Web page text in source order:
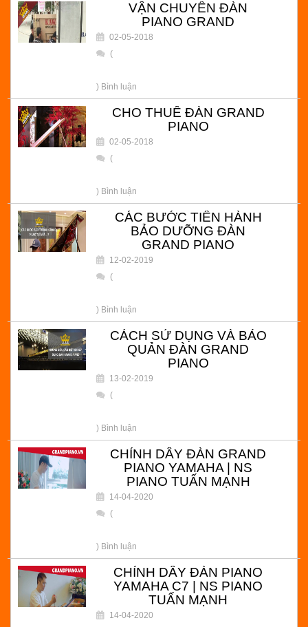
VẬN CHUYỂN ĐÀN
PIANO GRAND
02-05-2018
(
) Bình luận
CHO THUÊ ĐÀN GRAND
PIANO
02-05-2018
(
) Bình luận
CÁC BƯỚC TIẾN HÀNH
BẢO DƯỠNG ĐÀN
GRAND PIANO
12-02-2019
(
) Bình luận
CÁCH SỬ DỤNG VÀ BẢO
QUẢN ĐÀN GRAND
PIANO
13-02-2019
(
) Bình luận
CHỈNH DÂY ĐÀN GRAND
PIANO YAMAHA | NS
PIANO TUẤN MẠNH
14-04-2020
(
) Bình luận
CHỈNH DÂY ĐÀN PIANO
YAMAHA C7 | NS PIANO
TUẤN MẠNH
14-04-2020